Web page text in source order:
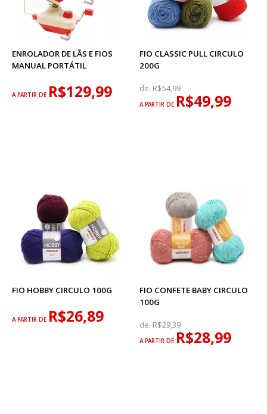
ENROLADOR DE LÃS E FIOS
MANUAL PORTÁTIL
A PARTIR DE R$129,99
FIO CLASSIC PULL CIRCULO
200G
de: R$54,99
A PARTIR DE R$49,99
FIO HOBBY CIRCULO 100G
A PARTIR DE R$26,89
FIO CONFETE BABY CIRCULO
100G
de: R$29,39
A PARTIR DE R$28,99